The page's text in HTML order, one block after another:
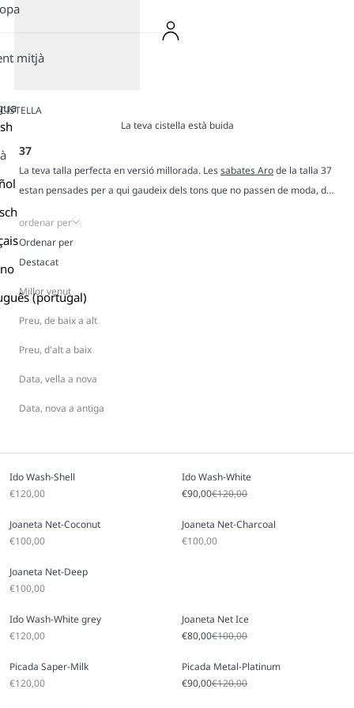
mitjà
(portugal)
CISTELLA
La teva cistella està buida
37
La teva talla perfecta en versió millorada. Lessabates Arode la talla 37
estan pensades per a qui gaudeix dels tons que no passen de moda, de
segueixen el ritme des del matí fins al vespre. Confeccionades amb
camussa suau, malla airejada i tela clàssica, cada parell està dissenyat
perquè et vegis bé, et sentis millor i et moguis sense esforç. Amb
siluetes retro i comoditat moderna, aquestes sabates queden bé amb
qualsevol conjunt sense complicacions. Troba el teu parell ideal en la
talla 37 i surt al carrer sent la teva millor versió.
ordenar per
Ordenar per
Destacat
Millor venut
Preu, de baix a alt
Preu, d'alt a baix
Data, vella a nova
Data, nova a antiga
Ido Wash-Shell
Sale price
€120,00
Ido Wash-White
Sale price
€90,00Regular price
€120,00
Joaneta Net-Coconut
Sale price
€100,00
Joaneta Net-Charcoal
Sale price
€100,00
Joaneta Net-Deep
Sale price
€100,00
Ido Wash-White grey
Sale price
€120,00
Joaneta Net Ice
Sale price
€80,00Regular price
€100,00
Picada Saper-Milk
Sale price
€120,00
Picada Metal-Platinum
Sale price
€90,00Regular price
€120,00